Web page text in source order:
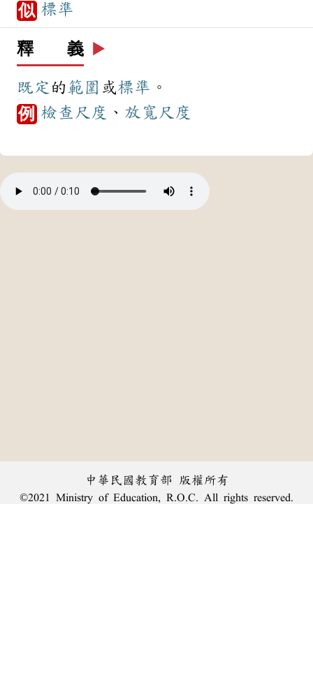
似 標準
釋 義 ▶️
既定 的 範圍 或標準 。
例 檢查 尺度 、 放寬 尺度
中華民國教育部 版權所有
©2021 Ministry of Education, R.O.C. All rights reserved.